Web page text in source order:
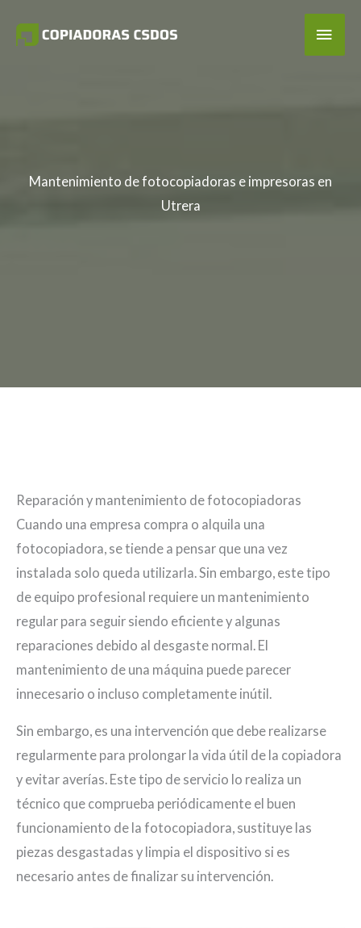
Mantenimiento de fotocopiadoras e impresoras en
Utrera
Reparación y mantenimiento de fotocopiadoras
Cuando una empresa compra o alquila una
fotocopiadora, se tiende a pensar que una vez
instalada solo queda utilizarla. Sin embargo, este tipo
de equipo profesional requiere un mantenimiento
regular para seguir siendo eficiente y algunas
reparaciones debido al desgaste normal. El
mantenimiento de una máquina puede parecer
innecesario o incluso completamente inútil.
Sin embargo, es una intervención que debe realizarse
regularmente para prolongar la vida útil de la copiadora
y evitar averías. Este tipo de servicio lo realiza un
técnico que comprueba periódicamente el buen
funcionamiento de la fotocopiadora, sustituye las
piezas desgastadas y limpia el dispositivo si es
necesario antes de finalizar su intervención.